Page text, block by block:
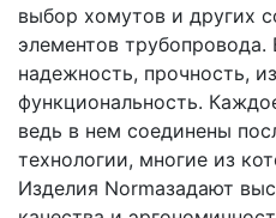
выбор хомутов и других
элементов трубопровода.
надежность, прочность,
функциональность.
ведь в нем соединены
технологии, многие из
Изделия Normaзадают